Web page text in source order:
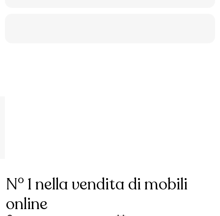
N° 1 nella vendita di mobili
online